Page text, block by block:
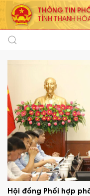
THÔNG TIN
TỈNH THANH
Hội đồng Phối hợp